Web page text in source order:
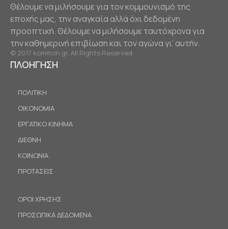
Θέλουμε να μιλήσουμε για τον κομμουνισμό της
εποχής μας, την αναγκαία αλλά όχι δεδομένη
προοπτική. Θέλουμε να μιλήσουμε ταυτόχρονα για
την καθημερινή επιβίωση και τον αγώνα γι’ αυτήν.
© 2017 kommon.gr. All Rights Reserved.
ΠΛΟΗΓΗΣΗ
ΠΟΛΙΤΙΚΗ
ΟΙΚΟΝΟΜΙΑ
ΕΡΓΑΤΙΚΟ ΚΙΝΗΜΑ
ΔΙΕΘΝΗ
ΚΟΙΝΩΝΙΑ
ΠΡΟΤΑΣΕΙΣ
ΟΡΟΙ ΧΡΗΣΗΣ
ΠΡΟΣΩΠΙΚΑ ΔΕΔΟΜΕΝΑ